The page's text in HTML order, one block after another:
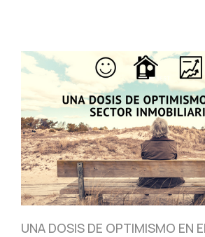
UNA DOSIS DE OPTIMISMO EN